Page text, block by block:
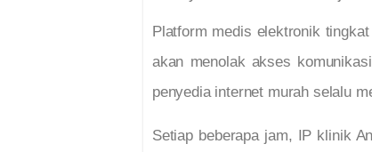
Platform medis elektronik
akan menolak akses
penyedia internet murah selalu
Setiap beberapa jam, IP klinik